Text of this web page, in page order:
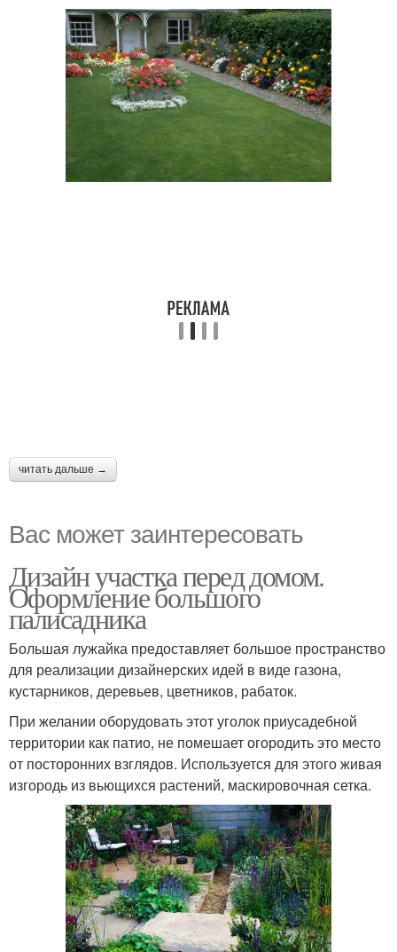
читать дальше →
Вас может заинтересовать
Дизайн участка перед домом.
Оформление большого
палисадника
Большая лужайка предоставляет большое пространство
для реализации дизайнерских идей в виде газона,
кустарников, деревьев, цветников, рабаток.
При желании оборудовать этот уголок приусадебной
территории как патио, не помешает огородить это место
от посторонних взглядов. Используется для этого живая
изгородь из вьющихся растений, маскировочная сетка.